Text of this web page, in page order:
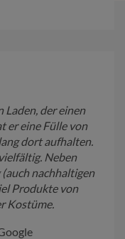
Laden, der einen
er eine Fülle von
dort aufhalten.
Neben
nachhaltigen
Produkte von
Kostüme.